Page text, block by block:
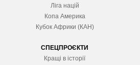
Ліга націй
Копа Америка
Кубок Африки (КАН)
СПЕЦПРОЄКТИ
Кращі в історії